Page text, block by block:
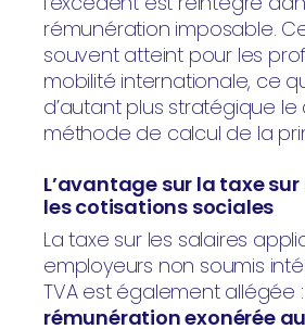
rémunération imposable.
souvent atteint pour les
mobilité internationale, ce
d’autant plus stratégique le
méthode de calcul de la
L’avantage sur la taxe
les cotisations sociales
La taxe sur les salaires
employeurs non soumis
TVA est également allégée :
rémunération exonérée